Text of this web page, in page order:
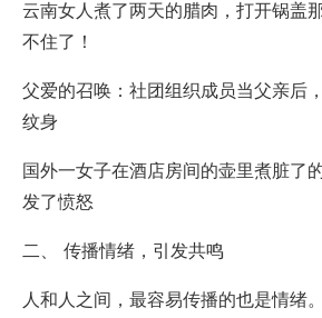
云南女人煮了两天的腊肉，打开锅盖
不住了！
父爱的召唤：社团组织成员当父亲后
纹身
国外一女子在酒店房间的壶里煮脏了
发了愤怒
二、 传播情绪，引发共鸣
人和人之间，最容易传播的也是情绪